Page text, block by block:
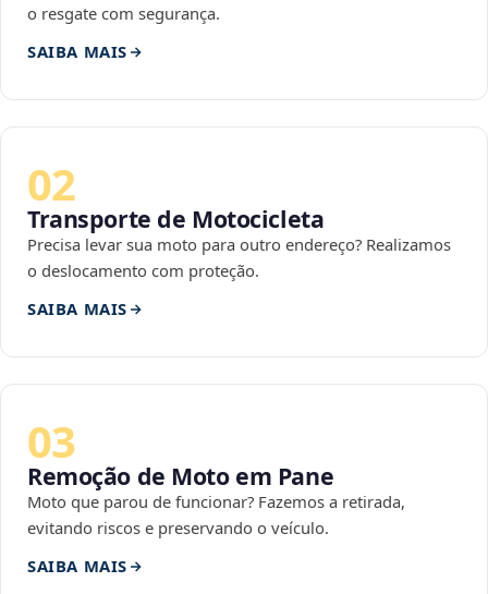
o resgate com segurança.
SAIBA MAIS
02
Transporte de Motocicleta
Precisa levar sua moto para outro endereço? Realizamos
o deslocamento com proteção.
SAIBA MAIS
03
Remoção de Moto em Pane
Moto que parou de funcionar? Fazemos a retirada,
evitando riscos e preservando o veículo.
SAIBA MAIS